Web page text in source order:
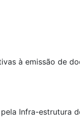
à emissão de
Infra-estrutura